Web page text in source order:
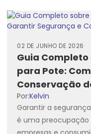
Guia Completo
para Pote:
Conservação
02 DE JUNHO DE 2026
Por:Kelvin
Garantir a
é uma preocupação